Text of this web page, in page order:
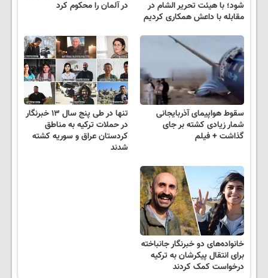
شود؛ با هیئت تحریر الشام در
مقابله با داعش همکاری‌ کردیم
در آلمان را محکوم کرد
سقوط هواپیمای آذربایجانی
شمار زیادی کشته بر جای
گذاشت + فیلم
تنها در طی پنج سال ۱۳ خبرنگار
در حملات ترکیه به مناطق
کردستان عراق و سوریه کشته
شدند
خانواده‌های دو خبرنگار جانباخته
برای انتقال پیکرشان به ترکیه
درخواست کمک کردند